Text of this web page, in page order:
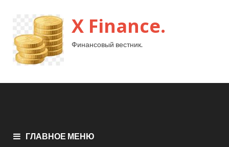
X Finance.
Финансовый вестник.
ГЛАВНОЕ МЕНЮ